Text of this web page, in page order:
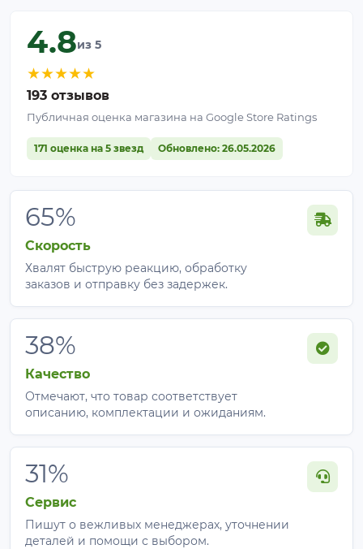
4.8из 5
★★★★★
193 отзывов
Публичная оценка магазина на Google Store Ratings
171 оценка на 5 звезд Обновлено: 26.05.2026
65%
Скорость
Хвалят быструю реакцию, обработку
заказов и отправку без задержек.
38%
Качество
Отмечают, что товар соответствует
описанию, комплектации и ожиданиям.
31%
Сервис
Пишут о вежливых менеджерах, уточнении
деталей и помощи с выбором.